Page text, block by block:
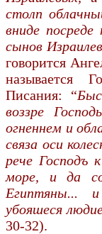
столп
вниде посреде
сынов
говорится
называ­ется
Писания: “
воззре
огненнем и
связа оси
рече Господъ
море, и да
Египтяны...
убояшеся
30-32).